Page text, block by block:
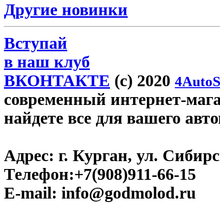
Другие новинки
Вступай
в наш клуб
ВКОНТАКТЕ (c) 2020
современный интернет-
найдете все для вашего
Адрес: г. Курган, ул.
Телефон:+7(908)911-66-15
E-mail: info@godmolod.ru